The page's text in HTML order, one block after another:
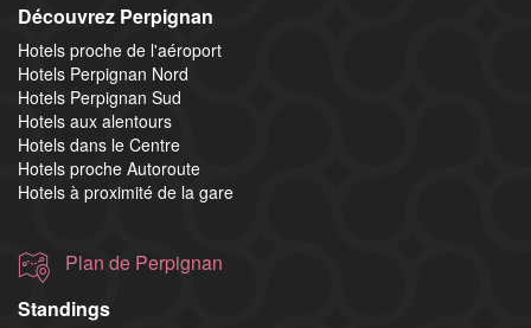
Découvrez Perpignan
Hotels proche de l'aéroport
Hotels Perpignan Nord
Hotels Perpignan Sud
Hotels aux alentours
Hotels dans le Centre
Hotels proche Autoroute
Hotels à proximité de la gare
Plan de Perpignan
Standings